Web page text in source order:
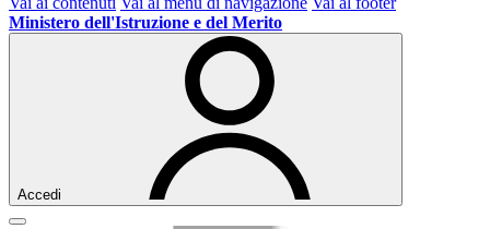
Ministero dell'Istruzione e del Merito
Accedi